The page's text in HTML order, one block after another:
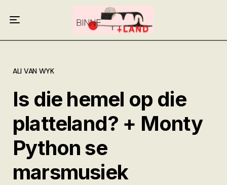
ALI VAN WYK
Is die hemel op die
platteland? + Monty
Python se
marsmusiek
Meer oor ons
Anneliese Burgess
Ali van Wyk
Piet Croucamp
Willem Kempen
Gas + Poste
Kop + Knoper